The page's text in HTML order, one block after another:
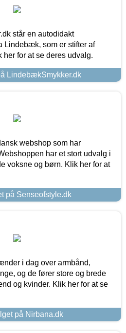
står en autodidakt
Lindebæk, som er stifter af
for at se deres udvalg.
LindebækSmykker.dk
webshop som har
har et stort udvalg i
voksne og børn. Klik her for at
på Senseofstyle.dk
i dag over armbånd,
og de fører store og brede
og kvinder. Klik her for at se
på Nirbana.dk